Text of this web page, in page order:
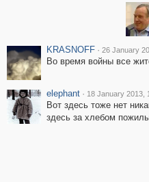
KRASNOFF · 26 January
Во время войны все
elephant · 18 January 2013,
Вот здесь тоже нет
здесь за хлебом